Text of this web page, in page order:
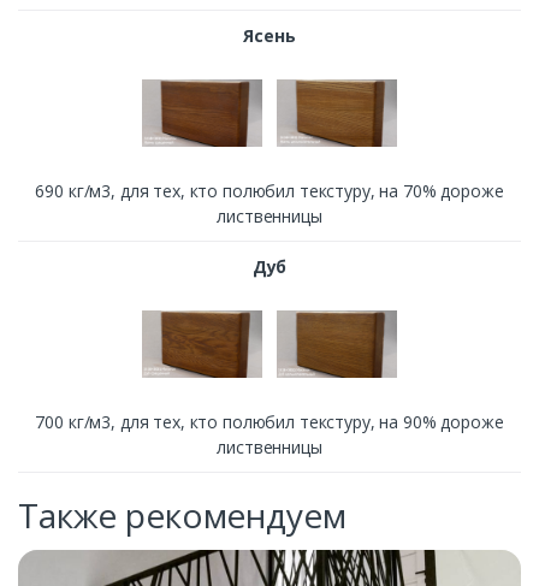
Ясень
690 кг/м3, для тех, кто полюбил текстуру, на 70% дороже
лиственницы
Дуб
700 кг/м3, для тех, кто полюбил текстуру, на 90% дороже
лиственницы
Также рекомендуем